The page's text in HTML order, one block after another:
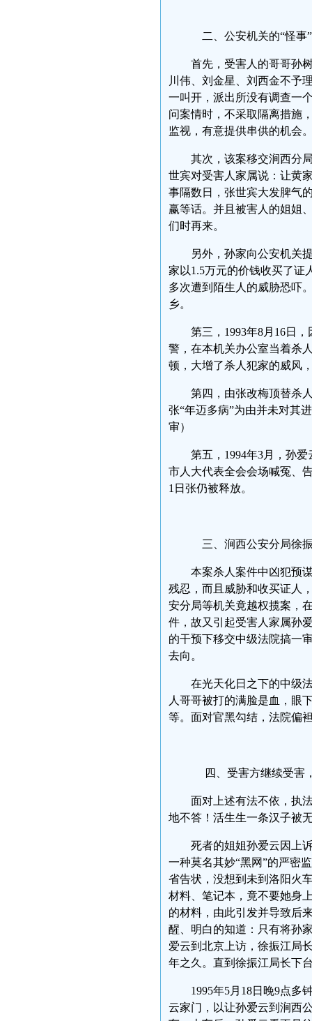
二、公安机关的“怪
首先，受害人的哥哥孙
川伟、刘金星、刘西金不予
一叫开，派出所没有调查一
问案情时，不采取隔离措施
监视，有意提供串供的
其次，该案移交涧西分
世宾对受害人家属说：让黄
事隔数日，张世宾大发脾气
赢等话。并且被害人的姐姐
们时再来。
另外，孙家向公安机关
家以1.5万元的价钱收买了证
多次遭到陌生人的威胁恐吓
乡。
第三，1993年8月16日
警，在本机关办公室当着杀
顿，大增了杀人犯家的威
第四，由张改梅顶替杀
张“年迈多病”为由并未对其
审）
第五，1994年3月，孙
市人大代表全会会场喊冤、
1日张仍被释放。
三、涧西公安分局
本案杀人案件中凶犯预
残忍，而且威胁和收买证人
安分局等机关竟越权揽案，
件，故又引起受害人家属孙
的干预下移交中级法院搞一
去向。
在光天化日之下的中级
人哥哥被打的满脸是血，眼
等。面对官黑勾结，法院
四、受害方继续受害
面对上述有法不依，执
地不答！活生生一条汉子
死者的姐姐孙爱云因上
一种莫名其妙“黑网”的严密
省告状，没想到未到洛阳火
材料、笔记本，竟不要她身
的材料，由此引发并导致后
醒、明白的知道：只有将孙
爱云到北京上访，徐振江局
年之久。直到徐振江局长
1995年5月18日晚9点多
云家门，以让孙爱云到涧西